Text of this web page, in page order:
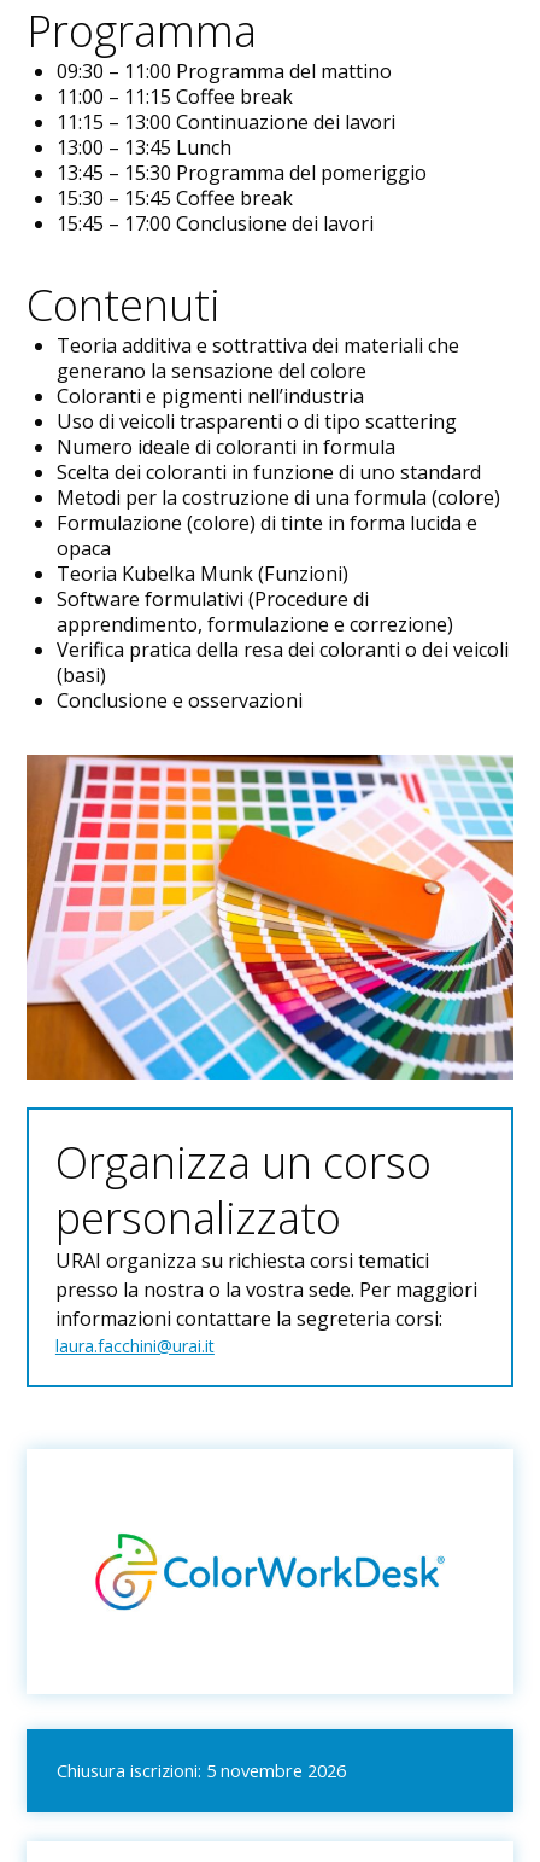
Programma
09:30 – 11:00 Programma del mattino
11:00 – 11:15 Coffee break
11:15 – 13:00 Continuazione dei lavori
13:00 – 13:45 Lunch
13:45 – 15:30 Programma del pomeriggio
15:30 – 15:45 Coffee break
15:45 – 17:00 Conclusione dei lavori
Contenuti
Teoria additiva e sottrattiva dei materiali che
generano la sensazione del colore
Coloranti e pigmenti nell’industria
Uso di veicoli trasparenti o di tipo scattering
Numero ideale di coloranti in formula
Scelta dei coloranti in funzione di uno standard
Metodi per la costruzione di una formula (colore)
Formulazione (colore) di tinte in forma lucida e
opaca
Teoria Kubelka Munk (Funzioni)
Software formulativi (Procedure di
apprendimento, formulazione e correzione)
Verifica pratica della resa dei coloranti o dei veicoli
(basi)
Conclusione e osservazioni
Organizza un corso
personalizzato
URAI organizza su richiesta corsi tematici
presso la nostra o la vostra sede. Per maggiori
informazioni contattare la segreteria corsi:
laura.facchini@urai.it
Chiusura iscrizioni: 5 novembre 2026